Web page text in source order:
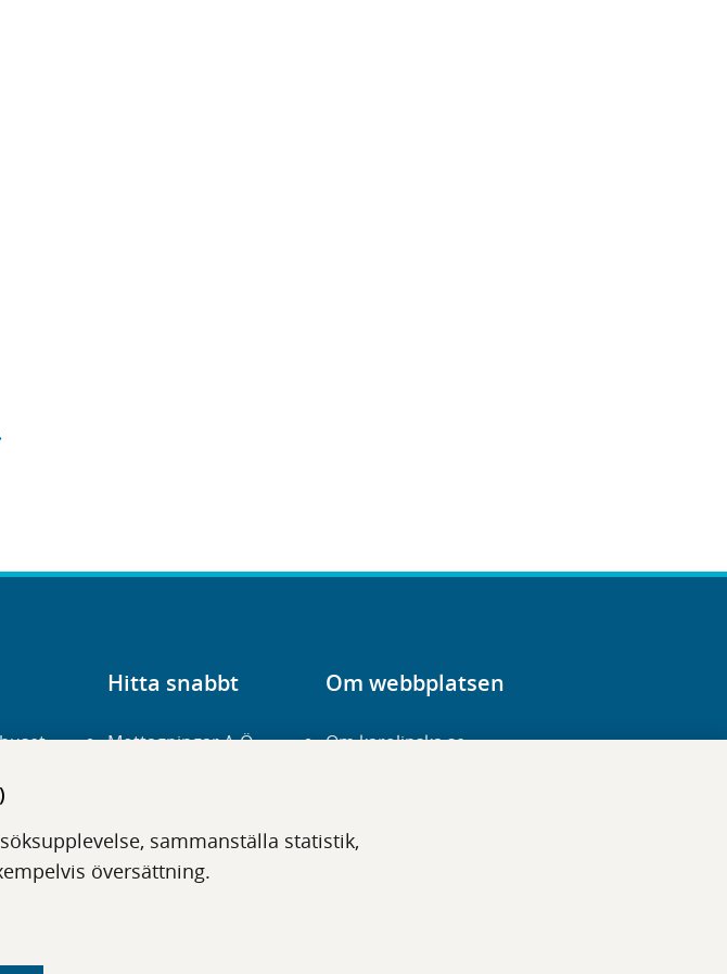
sammanställa statistik,
översättning.
Hitta snabbt
Mottagningar A-Ö
Digitala tjänster
Om webbplatsen
Om karolinska.se
Tillgänglighet